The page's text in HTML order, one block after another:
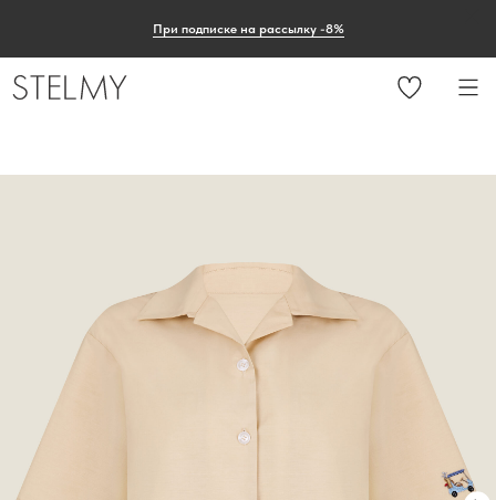
При подписке на рассылку -8%